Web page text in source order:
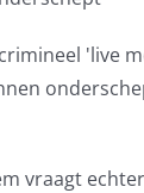
'live
vraagt